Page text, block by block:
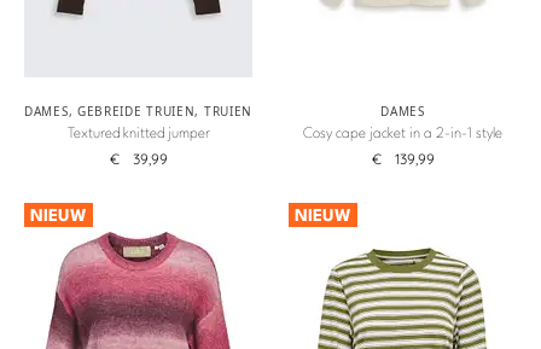
DAMES, GEBREIDE TRUIEN, TRUIEN
Textured knitted jumper
€ 39,99
DAMES
Cosy cape jacket in a 2-in-1 style
€ 139,99
NIEUW NIEUW